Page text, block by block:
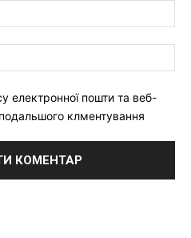
електронної пошти та веб-
клментування